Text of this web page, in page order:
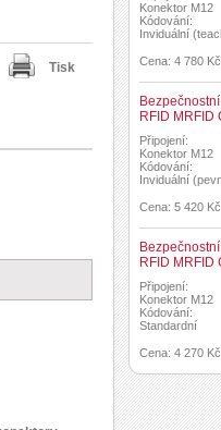
Tisk
Konektor M12
Kódování:
Inviduální
Cena: 4 780
RFID MRFID
Připojení:
Konektor M12
Kódování:
Inviduální
Cena: 5 420
RFID MRFID
Připojení:
Konektor M12
Kódování:
Standardní
Cena: 4 270